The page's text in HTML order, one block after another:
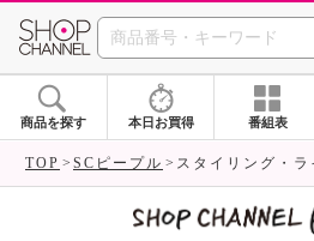
SHOP
商品を探す 本日お買得 番組表
TOP SCピープル スタイリング・